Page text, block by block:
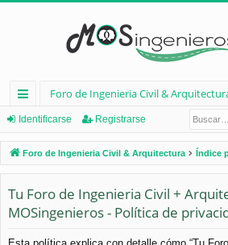
nl
ac
es
rá
pi
Foro de Ingenieria Civil &
Identificarse Registrarse
Foro de Ingenieria Civil & Arquitectura Índice
Tu Foro de Ingenieria Civil +
MOSingenieros - Política de
Esta política explica con detalle cómo “Tu